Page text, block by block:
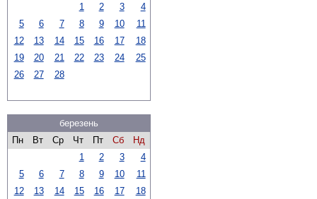
1
2 3
4
5
6 7 8 9 10
11
12
13 14 15 16 17
18
19
20 21 22 23 24
25
26
27 28
березень
Пн
Вт Ср Чт Пт Сб
Нд
1
2 3
4
5
6 7 8 9 10
11
12
13 14 15 16 17
18